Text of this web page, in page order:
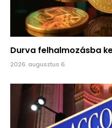
Durva felhalmozásba
2026. augusztus 6.